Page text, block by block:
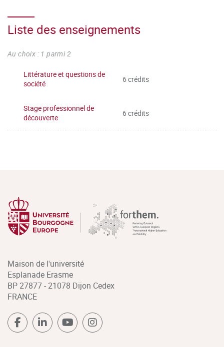
Liste des enseignements
Au choix : 1 parmi 2
Littérature et questions de
société
6 crédits
Stage professionnel de
découverte
6 crédits
Maison de l'université
Esplanade Erasme
BP 27877 - 21078 Dijon Cedex
FRANCE